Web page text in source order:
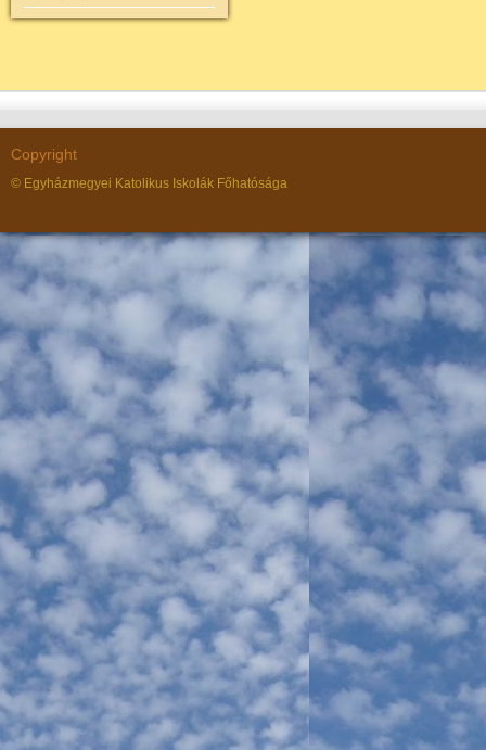
Copyright
© Egyházmegyei Katolikus Iskolák Főhatósága